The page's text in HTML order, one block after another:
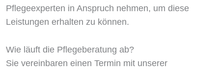
Pflegeexperten in Anspruch nehmen, um diese
Leistungen erhalten zu können.
Wie läuft die Pflegeberatung ab?
Sie vereinbaren einen Termin mit unserer